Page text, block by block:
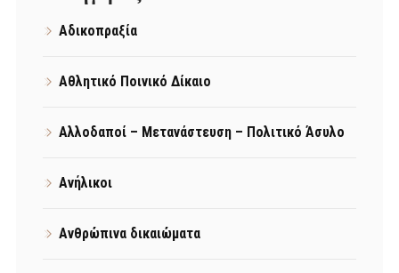
Αδικοπραξία
Αθλητικό Ποινικό Δίκαιο
Αλλοδαποί – Μετανάστευση – Πολιτικό Άσυλο
Ανήλικοι
Ανθρώπινα δικαιώματα